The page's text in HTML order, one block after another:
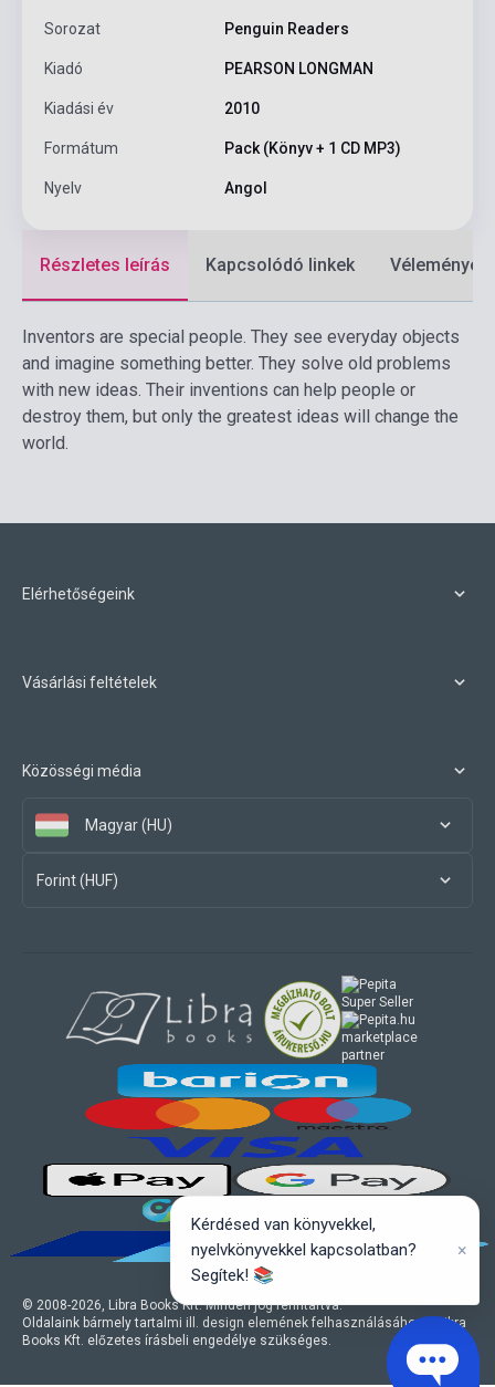
Sorozat Penguin Readers
Kiadó PEARSON LONGMAN
Kiadási év 2010
Formátum Pack (Könyv + 1 CD MP3)
Nyelv Angol
Részletes leírás Kapcsolódó linkek Vélemények
Inventors are special people. They see everyday objects
and imagine something better. They solve old problems
with new ideas. Their inventions can help people or
destroy them, but only the greatest ideas will change the
world.
Elérhetőségeink
Vásárlási feltételek
Közösségi média
Magyar (HU)
Forint (HUF)
© 2008-2026, Libra Books Kft. Minden jog fenntartva.
Oldalaink bármely tartalmi ill. design elemének felhasználásához a Libra
Books Kft. előzetes írásbeli engedélye szükséges.
marketplace
partner
Kérdésed van könyvekkel,
nyelvkönyvekkel kapcsolatban?
Segítek! 📚
×